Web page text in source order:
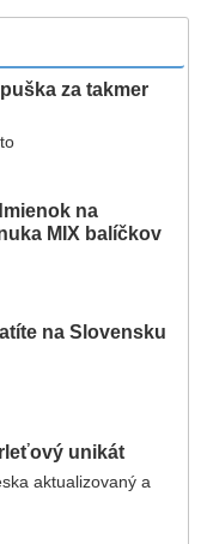
za takmer
na
MIX balíčkov
na Slovensku
unikát
aktualizovaný a